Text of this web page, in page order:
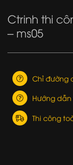
Ctrinh thi
– ms05
Chỉ đường
Hướng
Thi công